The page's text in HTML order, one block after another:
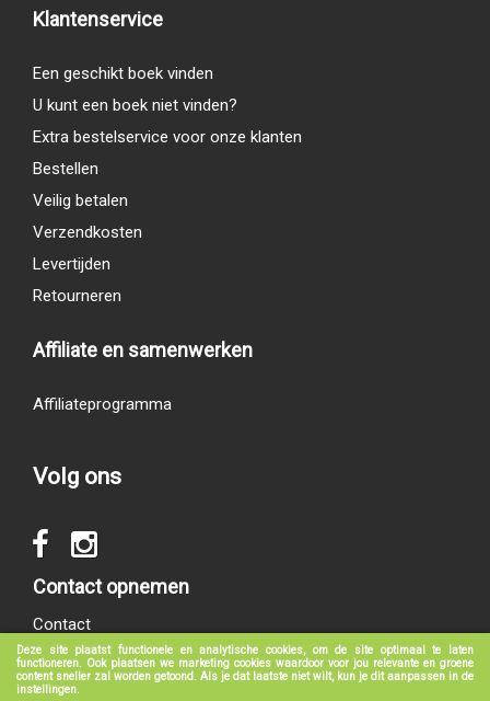
Deze site plaatst functionele en analytische cookies, om de site optimaal te laten
functioneren. Ook plaatsen we marketing cookies waardoor voor jou relevante en groene
content sneller zal worden getoond. Als je dat laatste niet wilt, kun je dit aanpassen in de
instellingen.
Klantenservice
Een geschikt boek vinden
U kunt een boek niet vinden?
Extra bestelservice voor onze klanten
Bestellen
Veilig betalen
Verzendkosten
Levertijden
Retourneren
Affiliate en samenwerken
Affiliateprogramma
Volg ons
Contact opnemen
Contact